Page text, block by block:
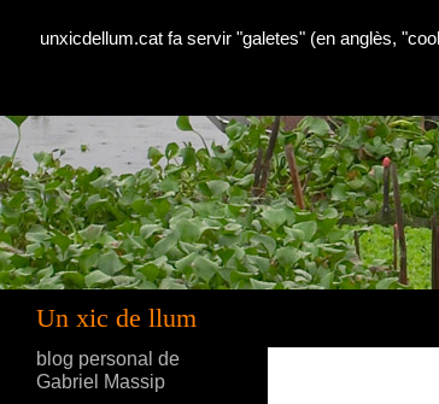
Un xic de llum
blog personal de
Gabriel Massip
unxicdellum.cat fa servir "galetes" (en anglès,